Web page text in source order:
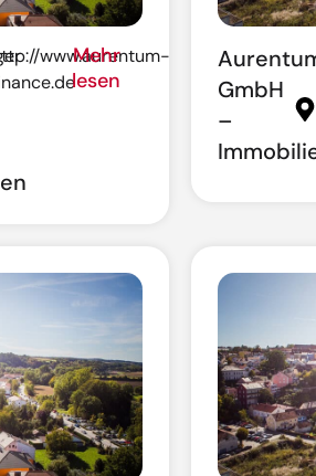
www.aurentum-
Mehr
lesen
GmbH
–